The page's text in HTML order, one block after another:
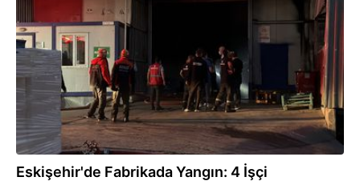
Eskişehir'de Fabrikada Yangın: 4 İşçi